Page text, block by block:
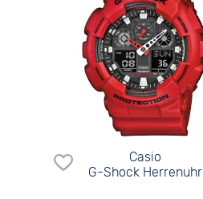
Casio
G-Shock Herrenuhr